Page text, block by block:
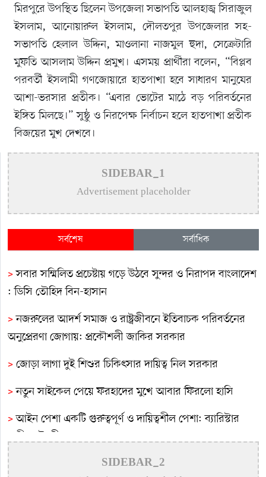
মিরপুরে উপস্থিত ছিলেন উপজেলা সভাপতি আলহাজ্ব সিরাজুল
ইসলাম, আনোয়ারুল ইসলাম, দৌলতপুর উপজেলার সহ-
সভাপতি হেলাল উদ্দিন, মাওলানা নাজমুল হুদা, সেক্রেটারি
মুফতি আসলাম উদ্দিন প্রমুখ। এসময় প্রার্থীরা বলেন, “বিপ্লব
পরবর্তী ইসলামী গণজোয়ারে হাতপাখা হবে সাধারণ মানুষের
আশা-ভরসার প্রতীক। “এবার ভোটের মাঠে বড় পরিবর্তনের
ইঙ্গিত মিলছে।” সুষ্ঠু ও নিরপেক্ষ নির্বাচন হলে হাতপাখা প্রতীক
বিজয়ের মুখ দেখবে।
SIDEBAR_1
Advertisement placeholder
সর্বশেষ সর্বাধিক
>সবার সম্মিলিত প্রচেষ্টায় গড়ে উঠবে সুন্দর ও নিরাপদ বাংলাদেশ
: ডিসি তৌহিদ বিন-হাসান
>নজরুলের আদর্শ সমাজ ও রাষ্ট্রজীবনে ইতিবাচক পরিবর্তনের
অনুপ্রেরণা জোগায়: প্রকৌশলী জাকির সরকার
> জোড়া লাগা দুই শিশুর চিকিৎসার দায়িত্ব নিল সরকার
>নতুন সাইকেল পেয়ে ফরহাদের মুখে আবার ফিরলো হাসি
>আইন পেশা একটি গুরুত্বপূর্ণ ও দায়িত্বশীল পেশা: ব্যারিস্টার
>
কুমারখালীতে আল মনসুর নোমানের স্মরণে নাগরিক শোকসভা
SIDEBAR_2